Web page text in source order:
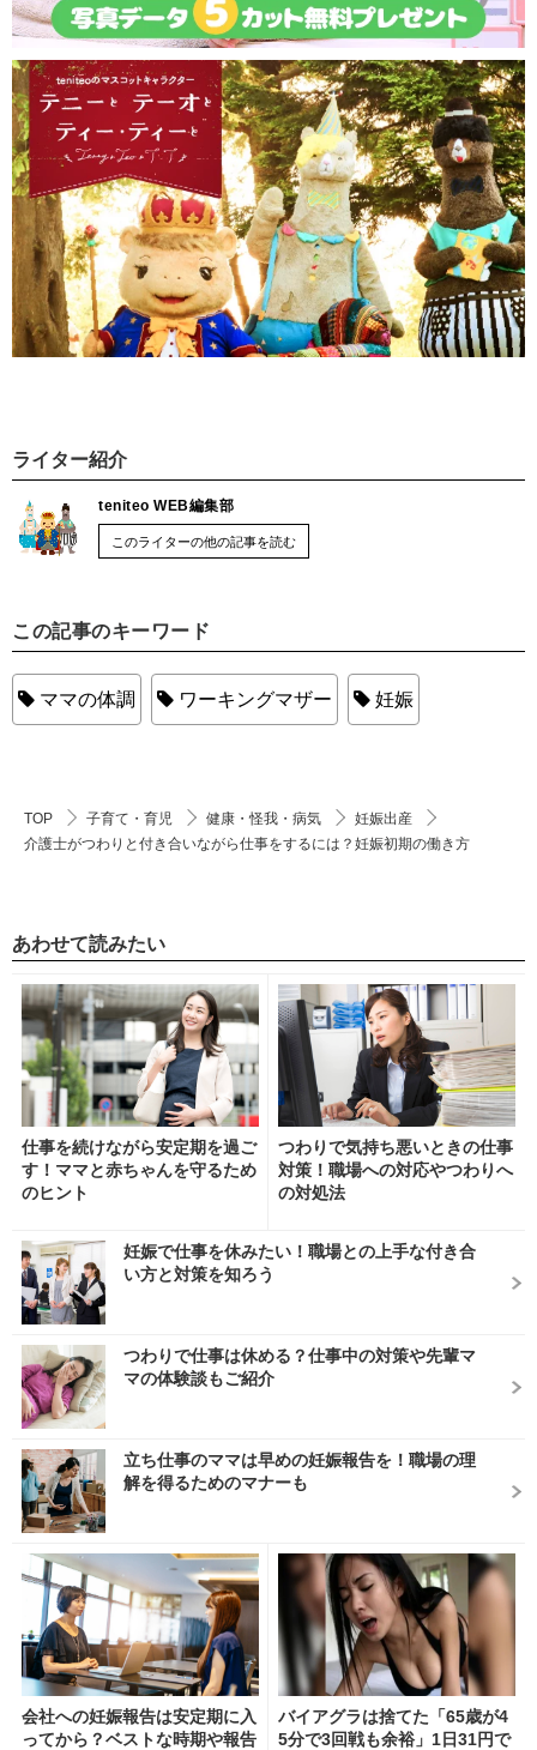
ライター紹介
teniteo WEB編集部
このライターの他の記事を読む
この記事のキーワード
ママの体調 ワーキングマザー 妊娠
TOP 子育て・育児 健康・怪我・病気
妊娠出産
介護士がつわりと付き合いながら仕事をするには？妊娠初期の働き方
あわせて読みたい
仕事を続けながら安定期を過ご
す！ママと赤ちゃんを守るため
のヒント
つわりで気持ち悪いときの仕事
対策！職場への対応やつわりへ
の対処法
妊娠で仕事を休みたい！職場との上手な付き合
い方と対策を知ろう
つわりで仕事は休める？仕事中の対策や先輩マ
マの体験談もご紹介
立ち仕事のママは早めの妊娠報告を！職場の理
解を得るためのマナーも
会社への妊娠報告は安定期に入
ってから？ベストな時期や報告
バイアグラは捨てた「65歳が4
5分で3回戦も余裕」1日31円で